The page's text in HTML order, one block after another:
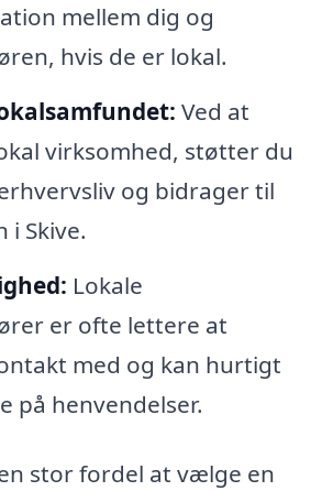
mellem dig og
hvis de er lokal.
Ved at
virksomhed, støtter du
og bidrager til
i Skive.
Lokale
er ofte lettere at
med og kan hurtigt
på henvendelser.
stor fordel at vælge en